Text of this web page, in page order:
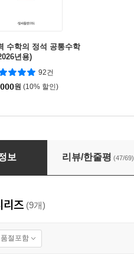
수학의 정석 공통수학
년용)
92건
원 (10% 할인)
수학 1-1 (2026년용)
보 리뷰/한줄평 (47/69)
리즈 (9개)
품절포함